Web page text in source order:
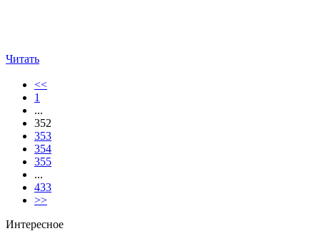
Читать
<<
1
...
352
353
354
355
...
433
>>
Интересное